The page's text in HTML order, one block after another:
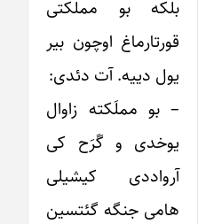
بلکه بو مملکتی
قورتارماغ اوچون بیر
یول دییه. آت دئدی:
– بو مملَکته زاوال
یوخدی و گَرَح کی
آرواددی کیشیلی
هامی جنگه گئتسین